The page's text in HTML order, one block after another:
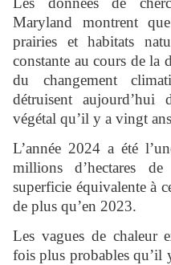
Maryland montrent
prairies et habitats
constante au cours de la
du changement
détruisent
végétal qu’il y a vingt
L’année 2024 a été
millions d’hectares
superficie équivalente à
de plus qu’en 2023.
Les vagues de chaleur
fois plus probables qu’il